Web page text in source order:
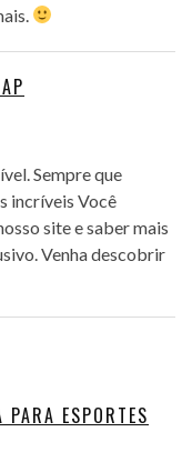
Sempre que
incríveis Você
site e saber mais
Venha descobrir
ESPORTES